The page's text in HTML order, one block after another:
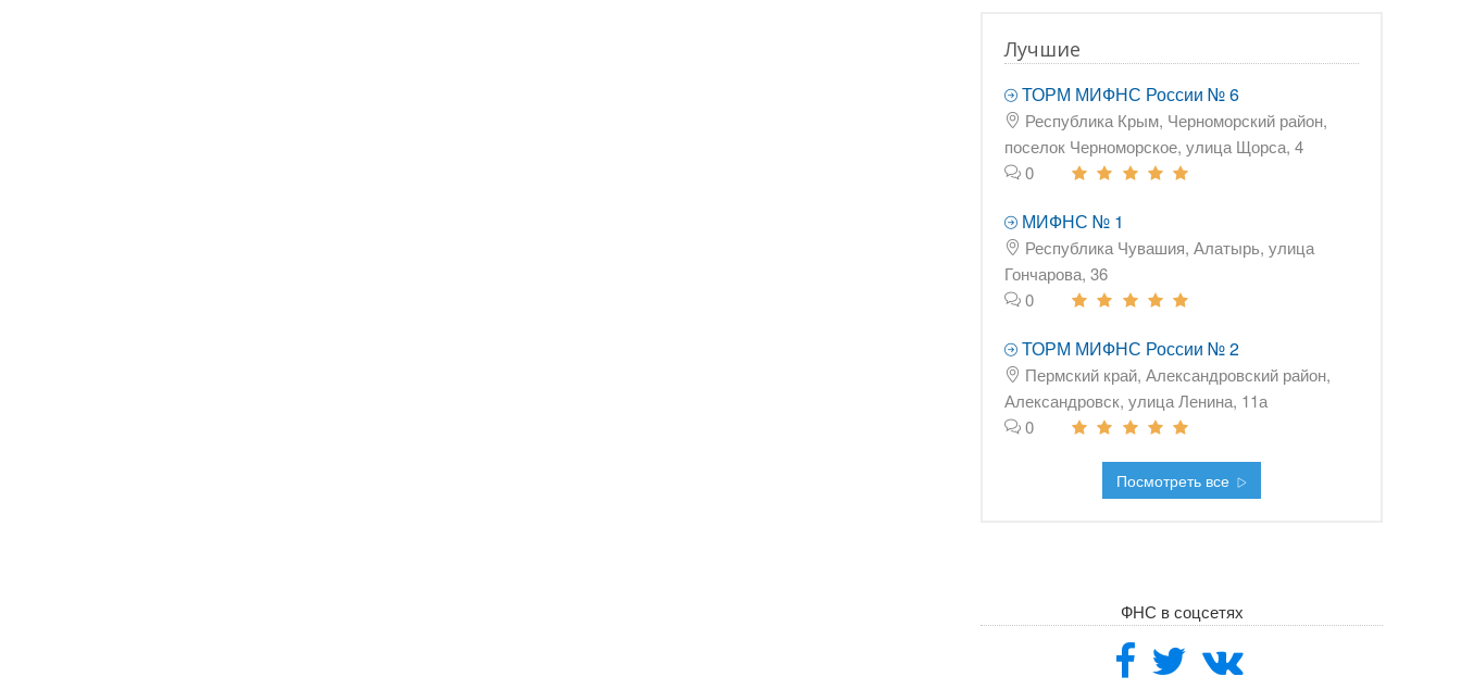
Лучшие
ТОРМ МИФНС России № 6
Республика Крым, Черноморский район,
поселок Черноморское, улица Щорса, 4
0
МИФНС № 1
Республика Чувашия, Алатырь, улица
Гончарова, 36
0
ТОРМ МИФНС России № 2
Пермский край, Александровский район,
Александровск, улица Ленина, 11а
0
Посмотреть все
ФНС в соцсетях